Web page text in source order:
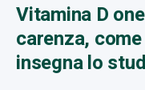
Vitamina D
carenza,
insegna lo